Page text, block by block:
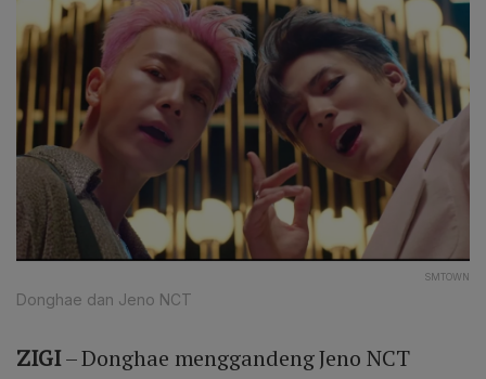
SMTOWN
Donghae dan Jeno NCT
ZIGI– Donghae menggandeng Jeno NCT